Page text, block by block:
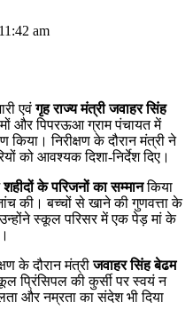
am
एवंगृह राज्य मंत्री जवाहर सिंह
और पिपरऊआ ग्राम पंचायत में
किया। निरीक्षण के दौरान मंत्री ने
को आवश्यक दिशा-निर्देश दिए।
शहीदों के परिजनों का सम्मानकिया
की। बच्चों से खाने की गुणवत्ता के
स्कूल परिसर में एक पेड़ मां के
के दौरान मंत्रीजवाहर सिंह बेढम
प्रिंसिपल की कुर्सी पर स्वयं न
और नम्रता का संदेश भी दिया